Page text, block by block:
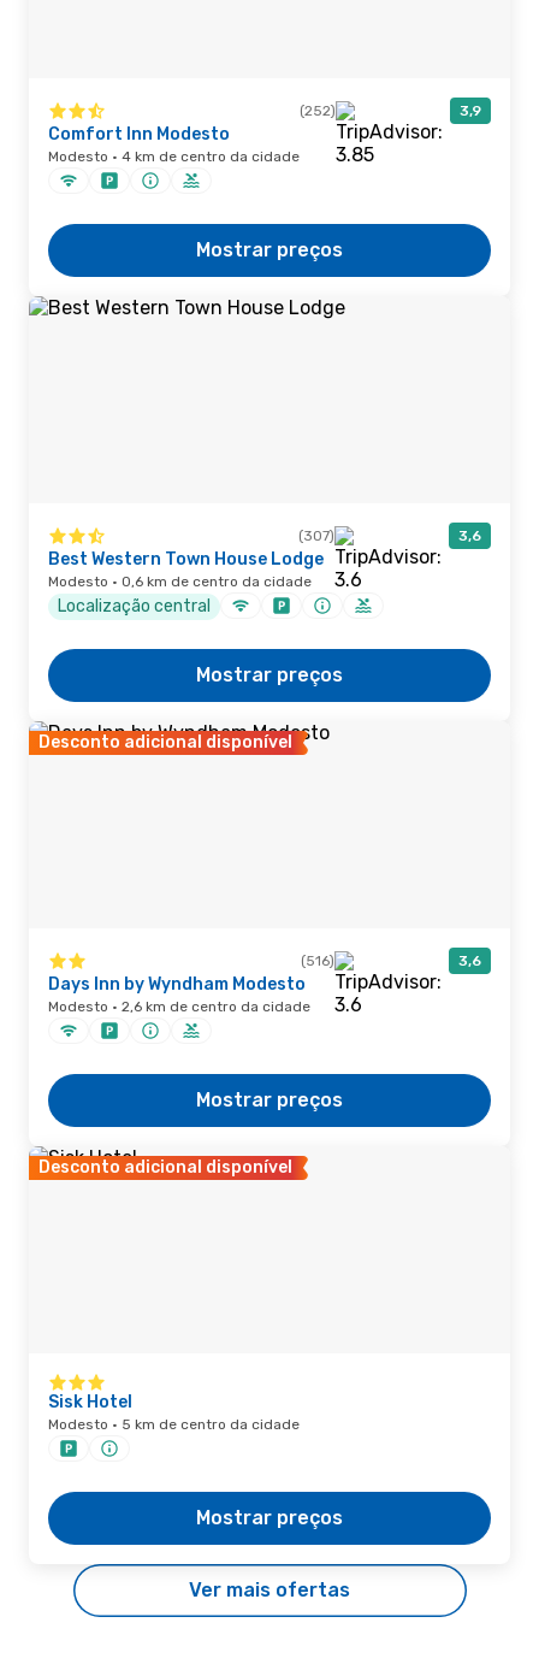
(252) 3,9
Comfort Inn Modesto
Modesto · 4 km de centro da cidade
Mostrar preços
(307) 3,6
Best Western Town House Lodge
Modesto · 0,6 km de centro da cidade
Localização central
Mostrar preços
Desconto adicional disponível
(516) 3,6
Days Inn by Wyndham Modesto
Modesto · 2,6 km de centro da cidade
Mostrar preços
Desconto adicional disponível
Sisk Hotel
Modesto · 5 km de centro da cidade
Mostrar preços
Ver mais ofertas